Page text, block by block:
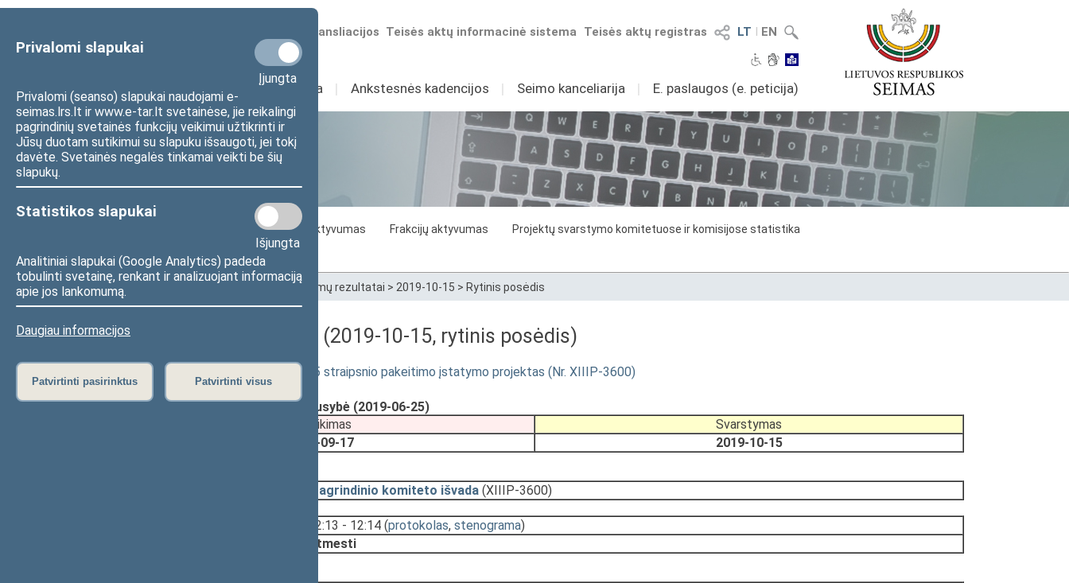
Privalomi slapukai
Įjungta
Privalomi (seanso) slapukai naudojami e-
seimas.lrs.lt ir www.e-tar.lt svetainėse, jie reikalingi
pagrindinių svetainės funkcijų veikimui užtikrinti ir
Jūsų duotam sutikimui su slapuku išsaugoti, jei tokį
davėte. Svetainės negalės tinkamai veikti be šių
slapukų.
Statistikos slapukai
Išjungta
Analitiniai slapukai (Google Analytics) padeda
tobulinti svetainę, renkant ir analizuojant informaciją
apie jos lankomumą.
Daugiau informacijos
Patvirtinti pasirinktus Patvirtinti visus
LT I EN
Teisės aktų registras
Teisės aktų informacinė sistema
Numatomos transliacijos
Sudėtis Veikla I Ankstesnės kadencijos I Seimo kanceliarija I E. paslaugos (e. peticija)
Statistika
Seimo narių aktyvumas Frakcijų aktyvumas
Projektų svarstymo komitetuose ir komisijose statistika
Seimo narių balsavimų rezultatai
Pradžia Seimo narių balsavimų rezultatai > 2019-10-15 > Rytinis posėdis
Darbotvarkės klausimas (2019-10-15, rytinis posėdis)
Fitosanitarijos įstatymo Nr. VIII-1481 5 straipsnio pakeitimo įstatymo projektas (Nr. XIIIP-3600)
Pateikė:
Lietuvos Respublikos Vyriausybė (2019-06-25)
Pateikimas
Svarstymas
2019-09-17
2019-10-15
Pagrindinio komiteto išvada (XIIIP-3600)
12:13 - 12:14 (protokolas, stenograma)
Atmesti